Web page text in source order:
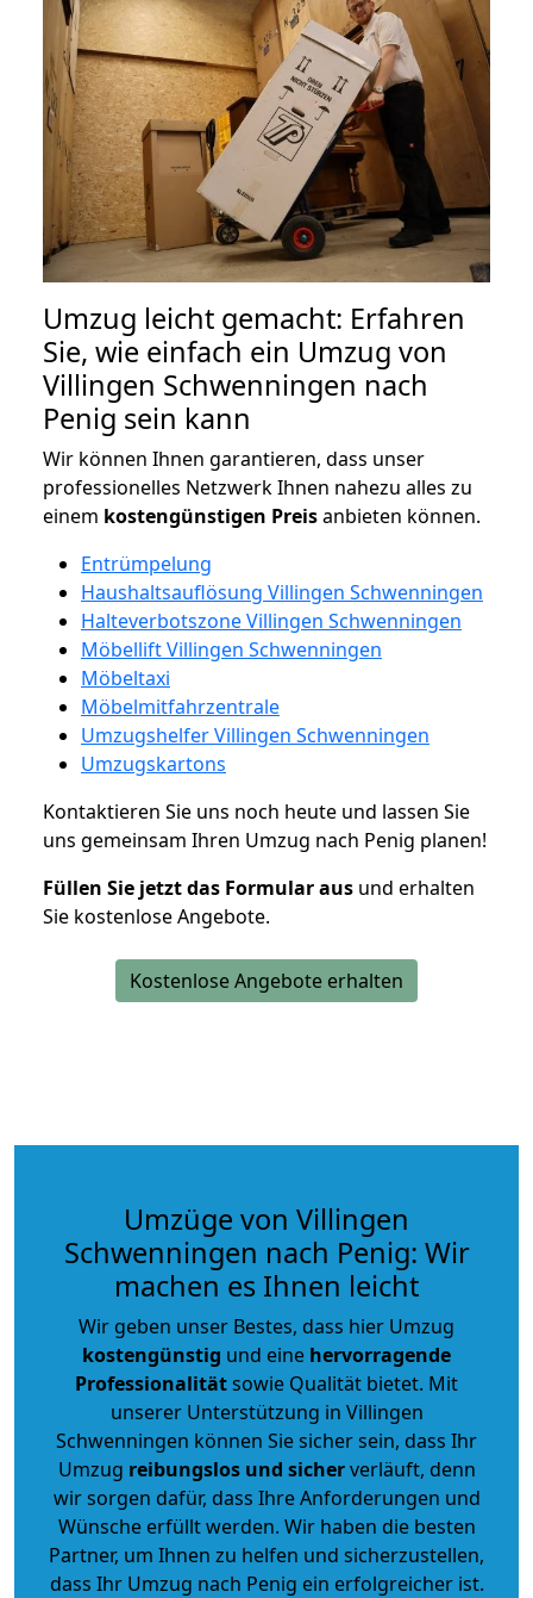
Umzug leicht gemacht: Erfahren
Sie, wie einfach ein Umzug von
Villingen Schwenningen nach
Penig sein kann
Wir können Ihnen garantieren, dass unser
professionelles Netzwerk Ihnen nahezu alles zu
einem kostengünstigen Preisanbieten können.
Entrümpelung
Haushaltsauflösung Villingen Schwenningen
Halteverbotszone Villingen Schwenningen
Möbellift Villingen Schwenningen
Möbeltaxi
Möbelmitfahrzentrale
Umzugshelfer Villingen Schwenningen
Umzugskartons
Kontaktieren Sie uns noch heute und lassen Sie
uns gemeinsam Ihren Umzug nach Penig planen!
Füllen Sie jetzt das Formular aus und erhalten
Sie kostenlose Angebote.
Kostenlose Angebote erhalten
Umzüge von Villingen
Schwenningen nach Penig: Wir
machen es Ihnen leicht
Wir geben unser Bestes, dass hier Umzug
kostengünstig und eine hervorragende
Professionalitätsowie Qualität bietet. Mit
unserer Unterstützung in Villingen
Schwenningen können Sie sicher sein, dass Ihr
Umzug reibungslos und sicherverläuft, denn
wir sorgen dafür, dass Ihre Anforderungen und
Wünsche erfüllt werden. Wir haben die besten
Partner, um Ihnen zu helfen und sicherzustellen,
dass Ihr Umzug nach Penig ein erfolgreicher ist.